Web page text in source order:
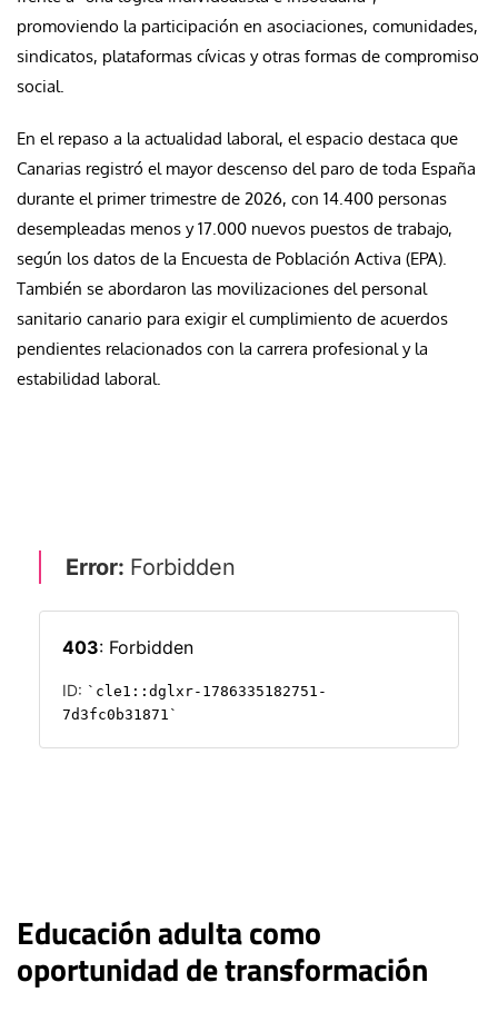
promoviendo la participación en asociaciones, comunidades,
sindicatos, plataformas cívicas y otras formas de compromiso
social.
En el repaso a la actualidad laboral, el espacio destaca que
Canarias registró el mayor descenso del paro de toda España
durante el primer trimestre de 2026, con 14.400 personas
desempleadas menos y 17.000 nuevos puestos de trabajo,
según los datos de la Encuesta de Población Activa (EPA).
También se abordaron las movilizaciones del personal
sanitario canario para exigir el cumplimiento de acuerdos
pendientes relacionados con la carrera profesional y la
estabilidad laboral.
Educación adulta como
oportunidad de transformación